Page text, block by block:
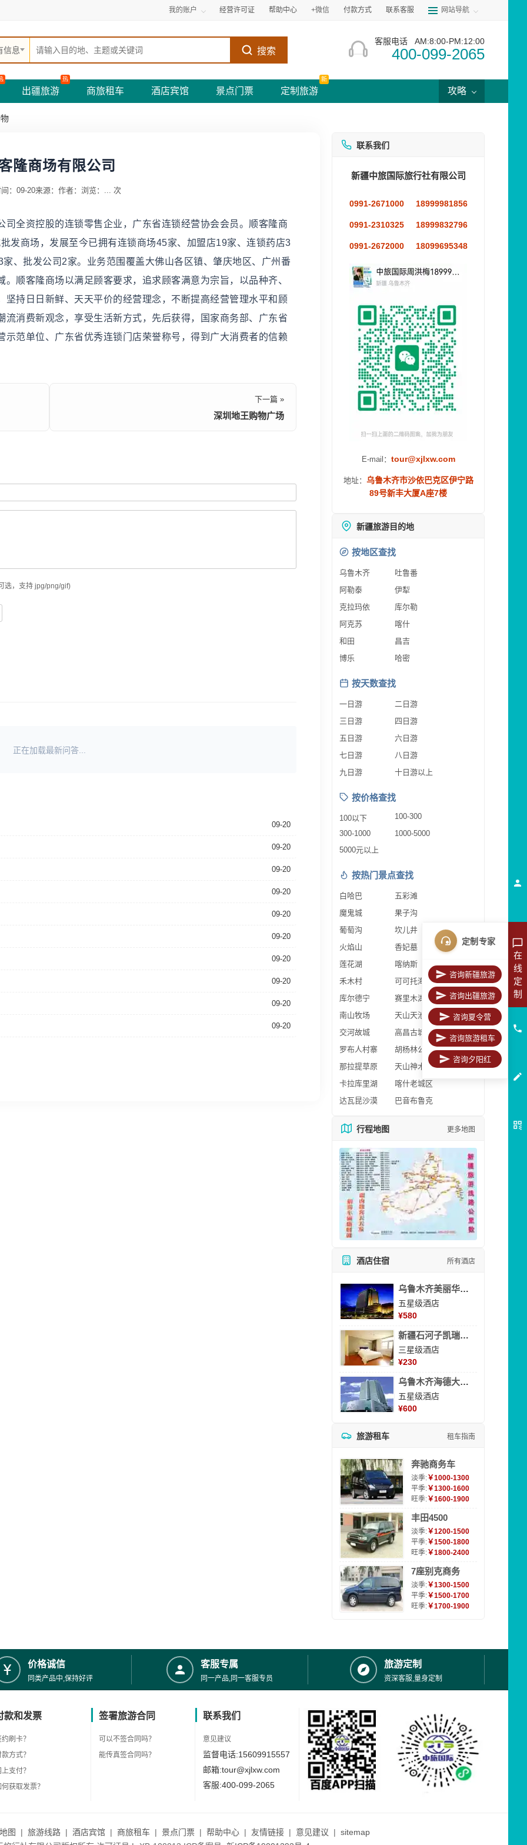
我的账户 经营许可证 帮助中心 +微信 付款方式 联系客服 网站导航
信息 搜索
客服电话 AM:8:00-PM:12:00
400-099-2065
出疆旅游
热
商旅租车 酒店宾馆 景点门票 定制旅游
新
攻略
隆商场有限公司
：09-20来源： 作者： 浏览： ... 次
全资控股的连锁零售企业，广东省连锁经营协会会员。顺客隆商
发商场，发展至今已拥有连锁商场45家、加盟店19家、连锁药店3
、批发公司2家。业务范围覆盖大佛山各区镇、肇庆地区、广州番
顺客隆商场以满足顾客要求，追求顾客满意为宗旨，以品种齐、
持日日新鲜、天天平价的经营理念，不断提高经营管理水平和顾
消费新观念，享受生活新方式，先后获得，国家商务部、广东省
范单位、广东省优秀连锁门店荣誉称号，得到广大消费者的信赖
下一篇 »
深圳地王购物广场
选，支持 jpg/png/gif)
正在加载最新问答...
09-20
09-20
09-20
09-20
09-20
09-20
09-20
09-20
09-20
09-20
联系我们
新疆中旅国际旅行社有限公司
0991-2671000 18999981856
0991-2310325 18999832796
0991-2672000 18099695348
E-mail： tour@xjlxw.com
地址： 乌鲁木齐市沙依巴克区伊宁路
89号新丰大厦A座7楼
新疆旅游目的地
按地区查找
乌鲁木齐
吐鲁番
阿勒泰
伊犁
克拉玛依
库尔勒
阿克苏
喀什
和田
昌吉
博乐
哈密
按天数查找
一日游
二日游
三日游
四日游
五日游
六日游
七日游
八日游
九日游
十日游以上
按价格查找
100以下
100-300
300-1000
1000-5000
5000元以上
按热门景点查找
白哈巴
五彩滩
魔鬼城
果子沟
葡萄沟
坎儿井
火焰山
香妃墓
莲花湖
喀纳斯
禾木村
可可托海
库尔德宁
赛里木湖
南山牧场
天山天池
交河故城
高昌古城
罗布人村寨
胡杨林公园
那拉提草原
天山神木园
卡拉库里湖
喀什老城区
达瓦昆沙漠
巴音布鲁克
行程地图 更多地图
酒店住宿 所有酒店
乌鲁木齐美丽华大酒
五星级酒店
¥580
新疆石河子凯瑞酒店
三星级酒店
¥230
乌鲁木齐海德大酒店
五星级酒店
¥600
旅游租车 租车指南
奔驰商务车
淡季:￥1000-1300
平季:￥1300-1600
旺季:￥1600-1900
丰田4500
淡季:￥1200-1500
平季:￥1500-1800
旺季:￥1800-2400
7座别克商务
淡季:￥1300-1500
平季:￥1500-1700
旺季:￥1700-1900
价格诚信
同类产品中,保持好评
客服专属
同一产品,同一客服专员
旅游定制
资深客服,量身定制
款和发票
刷卡？
方式？
上支付？
何获取发票？
签署旅游合同
可以不签合同吗？
能传真签合同吗？
联系我们
意见建议
监督电话:15609915557
邮箱:tour@xjlxw.com
客服:400-099-2065
图 | 旅游线路 | 酒店宾馆 | 商旅租车 | 景点门票 | 帮助中心 | 友情链接 | 意见建议 | sitemap
在
线
定
制
定制专家
咨询新疆旅游
咨询出疆旅游
咨询夏令营
咨询旅游租车
咨询夕阳红